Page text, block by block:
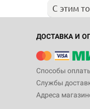
С этим
ДОСТАВКА И
Способы
Службы
Адреса